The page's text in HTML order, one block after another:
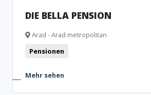
DIE BELLA PENSION
Arad - Arad metropolitan
Pensionen
Mehr sehen